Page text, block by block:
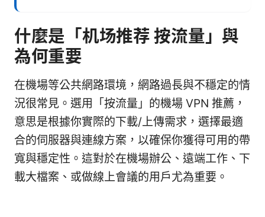
什麼是「机场推荐 按流量」與
為何重要
在機場等公共網路環境，網路過長與不穩定的情
況很常見。選用「按流量」的機場 VPN 推薦，
意思是根據你實際的下載/上傳需求，選擇最適
合的伺服器與連線方案，以確保你獲得可用的帶
寬與穩定性。這對於在機場辦公、遠端工作、下
載大檔案、或做線上會議的用戶尤為重要。